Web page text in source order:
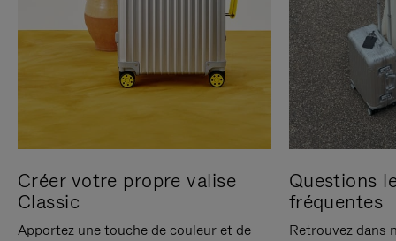
Créer votre propre valise
Classic
Apportez une touche de couleur et de
Questions
fréquentes
Retrouvez dans